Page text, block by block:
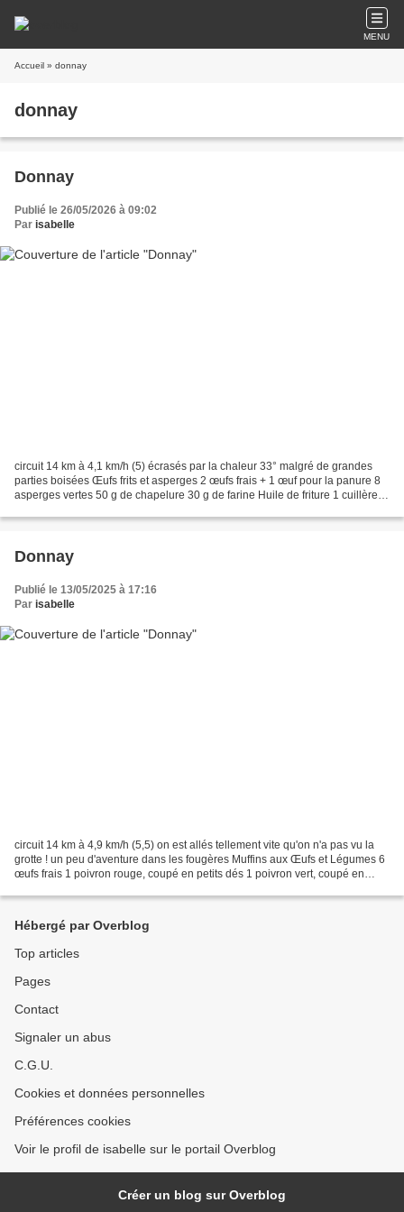
MENU
Accueil » donnay
donnay
Donnay
Publié le 26/05/2026 à 09:02
Par isabelle
circuit 14 km à 4,1 km/h (5) écrasés par la chaleur 33° malgré de grandes
parties boisées Œufs frits et asperges 2 œufs frais + 1 œuf pour la panure 8
asperges vertes 50 g de chapelure 30 g de farine Huile de friture 1 cuillère à
Donnay
Publié le 13/05/2025 à 17:16
Par isabelle
circuit 14 km à 4,9 km/h (5,5) on est allés tellement vite qu'on n'a pas vu la
grotte ! un peu d'aventure dans les fougères Muffins aux Œufs et Légumes 6
œufs frais 1 poivron rouge, coupé en petits dés 1 poivron vert, coupé en
Hébergé par Overblog
Top articles
Pages
Contact
Signaler un abus
C.G.U.
Cookies et données personnelles
Préférences cookies
Voir le profil de isabelle sur le portail Overblog
Créer un blog sur Overblog